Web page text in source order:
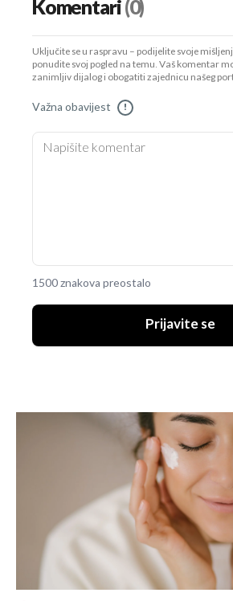
Komentari(0)
Uključite se u raspravu – podijelite svoje
ponudite svoj pogled na temu. Vaš komentar
zanimljiv dijalog i obogatiti zajednicu našeg
Važna obavijest !
1500 znakova preostalo
Prijavite se